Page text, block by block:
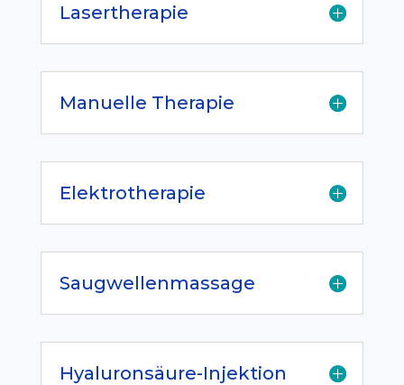
Lasertherapie
Manuelle Therapie
Elektrotherapie
Saugwellenmassage
Hyaluronsäure-Injektion